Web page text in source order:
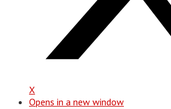
X
Opens in a new window